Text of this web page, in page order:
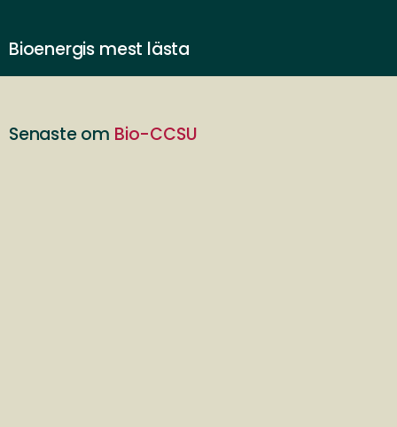
Bioenergis mest lästa
Senaste om Bio-CCSU